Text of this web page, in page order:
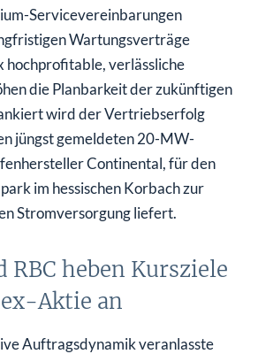
Servicevereinbarungen
Wartungsverträge
hochprofitable, verlässliche
die Planbarkeit der zukünftigen
wird der Vertriebserfolg
jüngst gemeldeten 20-MW-
Continental, für den
im hessischen Korbach zur
Stromversorgung liefert.
RBC heben Kursziele
Aktie an
Auftragsdynamik veranlasste